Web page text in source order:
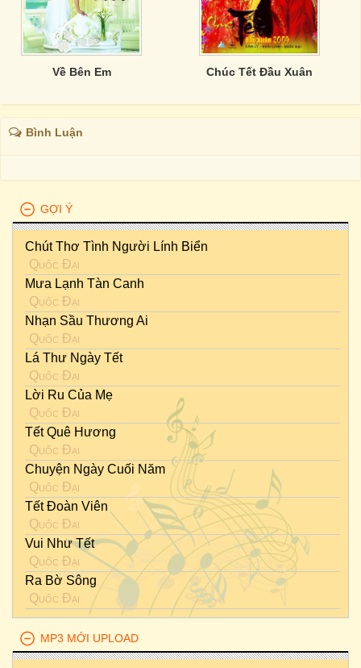
Về Bên Em Chúc Tết Đầu Xuân
Bình Luận
GỢI Ý
Chút Thơ Tình Người Lính Biển
Quốc Đại
Mưa Lạnh Tàn Canh
Quốc Đại
Nhạn Sầu Thương Ai
Quốc Đại
Lá Thư Ngày Tết
Quốc Đại
Lời Ru Của Mẹ
Quốc Đại
Tết Quê Hương
Quốc Đại
Chuyện Ngày Cuối Năm
Quốc Đại
Tết Đoàn Viên
Quốc Đại
Vui Như Tết
Quốc Đại
Ra Bờ Sông
Quốc Đại
MP3 MỚI UPLOAD